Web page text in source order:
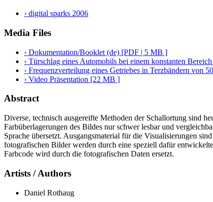
› digital sparks 2006
Media Files
› Dokumentation/Booklet (de) [PDF | 5 MB ]
› Türschlag eines Automobils bei einem konstanten
› Frequenzverteilung eines Getriebes in Terzbändern
› Video Präsentation [22 MB ]
Abstract
Diverse, technisch ausgereifte Methoden der Schallortung sind
Farbüberlagerungen des Bildes nur schwer lesbar und
Sprache übersetzt. Ausgangsmaterial für die Visualisierungen
fotografischen Bilder werden durch eine speziell dafür
Farbcode wird durch die fotografischen Daten ersetzt.
Artists / Authors
Daniel Rothaug